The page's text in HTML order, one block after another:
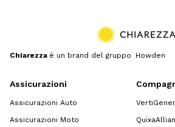
Chiarezza è un brand del gruppo Howden
Assicurazioni
Assicurazioni Auto
Assicurazioni Moto
Verti
Quixa